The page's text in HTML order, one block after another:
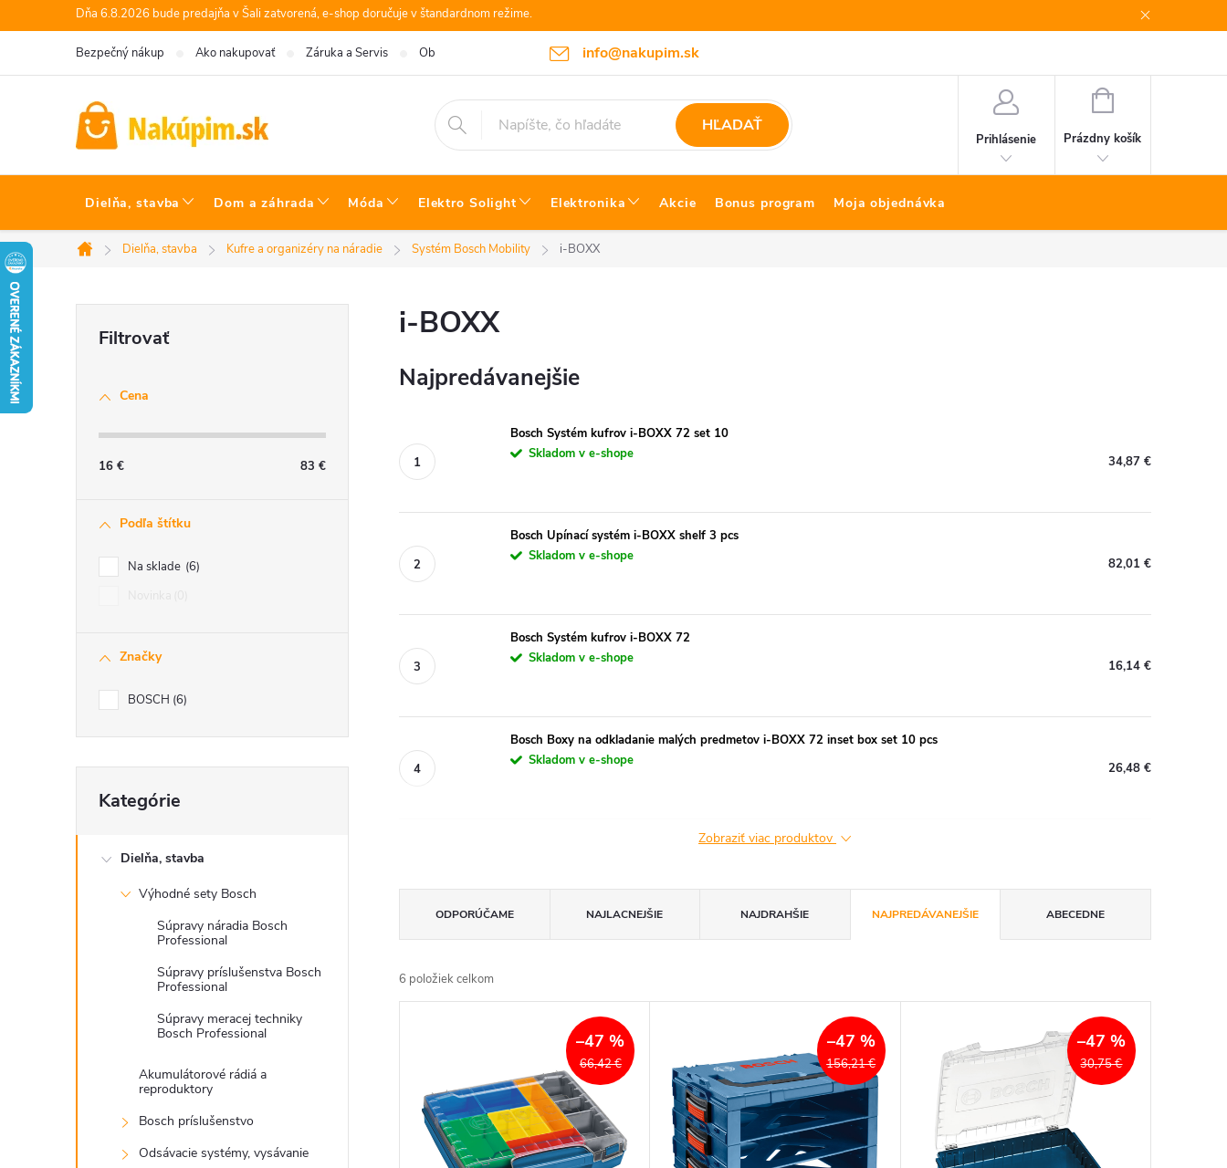
na
Dňa 6.8.2026 bude predajňa v Šali zatvorená, e-shop doručuje v štandardnom režime.
info@nakupim.sk
Bezpečný nákup Ako nakupovať Záruka a Servis Obchodné podmienky Platby a Doprava Blog Bosch náradie
HĽADAŤ
Prihlásenie
NÁKUPNÝ
Prázdny košík
Dielňa, stavba Dom a záhrada Móda Elektro Solight Elektronika Akcie Bonus program Moja objednávka
Domov
Dielňa, stavba Kufre a organizéry na náradie Systém Bosch Mobility i-BOXX
l
Cena
16 € 83 €
Podľa štítku
Na sklade 6
Značky
BOSCH 6
kategórie
Kategórie
Dielňa, stavba
Výhodné sety Bosch
Súpravy náradia Bosch
Professional
Súpravy príslušenstva Bosch
Professional
Súpravy meracej techniky
Bosch Professional
Akumulátorové rádiá a
reproduktory
Bosch príslušenstvo
Odsávacie systémy, vysávanie
i-BOXX
Najpredávanejšie
Bosch Systém kufrov i-BOXX 72 set 10
Skladom v e-shope
34,87 €
Bosch Upínací systém i-BOXX shelf 3 pcs
Skladom v e-shope
82,01 €
Bosch Systém kufrov i-BOXX 72
Skladom v e-shope
16,14 €
Bosch Boxy na odkladanie malých predmetov i-BOXX 72 inset box set 10 pcs
Skladom v e-shope
26,48 €
Zobraziť viac produktov
a
d
ODPORÚČAME NAJLACNEJŠIE NAJDRAHŠIE NAJPREDÁVANEJŠIE ABECEDNE
6 položiek celkom
66,42 €
–47 %
156,21 €
–47 %
30,75 €
–47 %